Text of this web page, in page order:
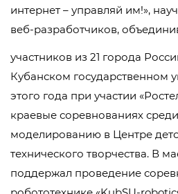
интернет – управляй им!»,
веб-разработчиков,
участников из 21 города
Кубанском государственном
этого года при участии
краевые соревнованиях
моделированию в Центре
технического творчества. В
поддержал проведение